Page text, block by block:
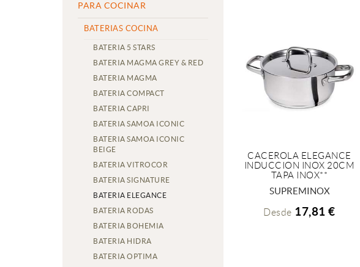
PARA COCINAR
BATERIAS COCINA
BATERIA 5 STARS
BATERIA MAGMA GREY & RED
BATERIA MAGMA
BATERIA COMPACT
BATERIA CAPRI
BATERIA SAMOA ICONIC
BATERIA SAMOA ICONIC
BEIGE
BATERIA VITROCOR
BATERIA SIGNATURE
BATERIA ELEGANCE
BATERIA RODAS
BATERIA BOHEMIA
BATERIA HIDRA
BATERIA OPTIMA
+ INFO
CACEROLA ELEGANCE
INDUCCION INOX 20CM
TAPA INOX**
SUPREMINOX
Desde 17,81 €